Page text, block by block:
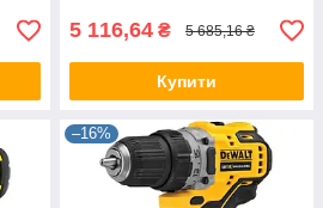
5 116,64 ₴ 5 685,16 ₴
Купити
–16%